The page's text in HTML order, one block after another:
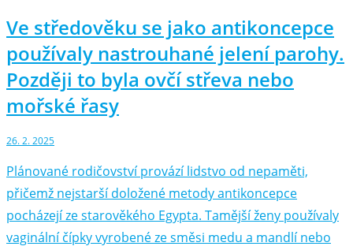
Ve středověku se jako antikoncepce
používaly nastrouhané jelení parohy.
Později to byla ovčí střeva nebo
mořské řasy
26. 2. 2025
Plánované rodičovství provází lidstvo od nepaměti,
přičemž nejstarší doložené metody antikoncepce
pocházejí ze starověkého Egypta. Tamější ženy používaly
vaginální čípky vyrobené ze směsi medu a mandlí nebo